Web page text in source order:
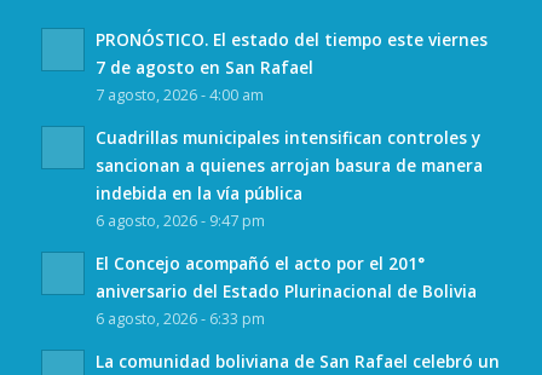
PRONÓSTICO. El estado del tiempo este viernes
7 de agosto en San Rafael
7 agosto, 2026 - 4:00 am
Cuadrillas municipales intensifican controles y
sancionan a quienes arrojan basura de manera
indebida en la vía pública
6 agosto, 2026 - 9:47 pm
El Concejo acompañó el acto por el 201°
aniversario del Estado Plurinacional de Bolivia
6 agosto, 2026 - 6:33 pm
La comunidad boliviana de San Rafael celebró un